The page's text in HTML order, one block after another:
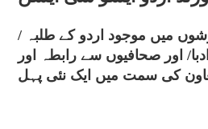
میں موجود اردو کے طلبہ /
اور صحافیوں سے رابطہ اور
کی سمت میں ایک نئی پہل